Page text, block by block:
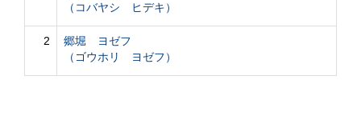
（コバヤシ ヒデキ）
2
郷堀 ヨゼフ
（ゴウホリ ヨゼフ）